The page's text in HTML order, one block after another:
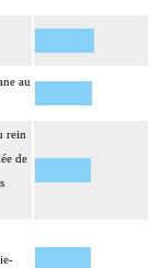
au
rein
de